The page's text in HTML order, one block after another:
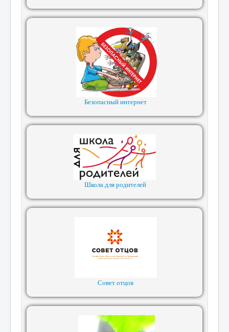
Безопасный интернет
Школа для родителей
Совет отцов